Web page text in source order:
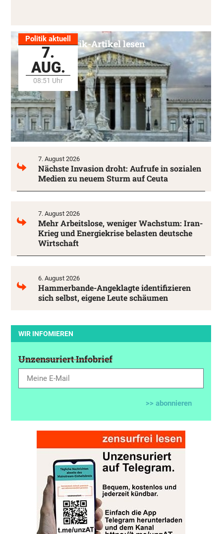
Politik aktuell
7.
AUG.
08:51 Uhr
Alle Politik-Artikel lesen
7. August 2026
Nächste Invasion droht: Aufrufe in sozialen
Medien zu neuem Sturm auf Ceuta
7. August 2026
Mehr Arbeitslose, weniger Wachstum: Iran-
Krieg und Energiekrise belasten deutsche
Wirtschaft
6. August 2026
Hammerbande-Angeklagte identifizieren
sich selbst, eigene Leute schäumen
WIR INFOMIEREN
Unzensuriert Infobrief
>> abonnieren